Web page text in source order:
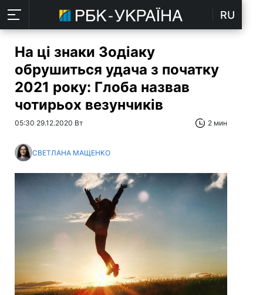
RU
На ці знаки Зодіаку
обрушиться удача з початку
2021 року: Глоба назвав
чотирьох везунчиків
05:30 29.12.2020 Вт 2 мин
СВЕТЛАНА МАЩЕНКО